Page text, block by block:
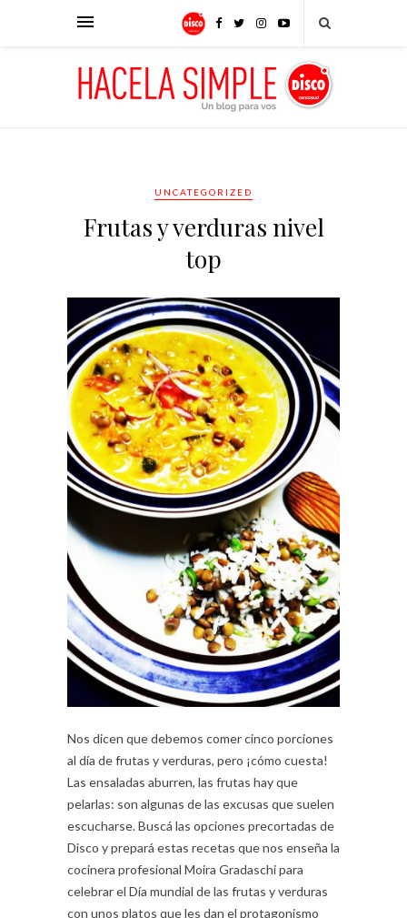
UNCATEGORIZED
Frutas y verduras nivel
top
Nos dicen que debemos comer cinco porciones
al día de frutas y verduras, pero ¡cómo cuesta!
Las ensaladas aburren, las frutas hay que
pelarlas: son algunas de las excusas que suelen
escucharse. Buscá las opciones precortadas de
Disco y prepará estas recetas que nos enseña la
cocinera profesional Moira Gradaschi para
celebrar el Día mundial de las frutas y verduras
con unos platos que les dan el protagonismo